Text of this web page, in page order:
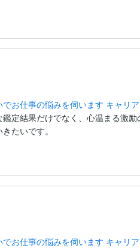
お仕事の悩みを伺います キャリ
定結果だけでなく、心温まる激
たいです。
お仕事の悩みを伺います キャリ